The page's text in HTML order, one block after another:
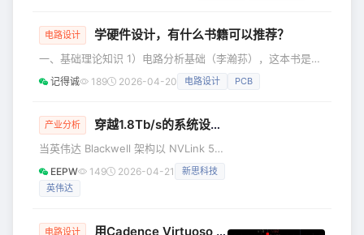
色 从系统层
答和计算题，一共100分。 题目主要涉及的知识点：通信协议
参数性能（MOS、BJT、PN结等）个人感觉以上4方面
电路设计 学硬件设计，有什么书籍可以推荐？
一、基础理论知识 1）电路分析基础（李瀚荪），这本书是教
材，对于底子薄的同学，还是建议先看看的，主要是一些电路
数字电路设计 推荐《数字电子技术基础》（第六版，阎
大差不差的，也可以看华成英的第五版。 如果是走
FPGA/CPLD路线，需要学
记得诚 189 2026-04-20 电路设计 PCB
产业分析 穿越1.8Tb/s的系统设计炼狱：物理极限、现实鸿沟与 SEGA 框架的未来救赎
当英伟达 Blackwell 架构以 NVLink 5
将 GPU-GPU 互联带宽推至
1.8Tb/s（14.4Tbps），AI 超算正式迈
倍、Hopper NVLink 4的2倍，支撑72
EEPW 149 2026-04-21
新思科技
英伟达
电路设计 用Cadence Virtuoso IC617 仿真工艺库参数